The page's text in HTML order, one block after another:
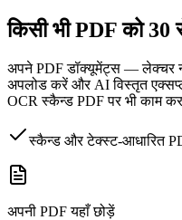
किसी भी PDF को
अपने PDF डॉक्यूमेंट्स — लेक्चर
अपलोड करें और AI विस्तृत
OCR स्कैन्ड PDF पर भी काम
स्कैन्ड और टेक्स्ट-आधारित
अपनी PDF यहाँ छोड़ें